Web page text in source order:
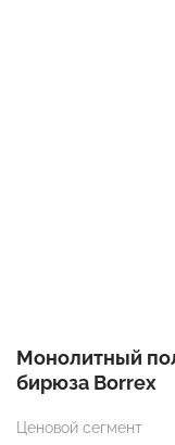
Монолитный
бирюза Borrex
Ценовой сегмент